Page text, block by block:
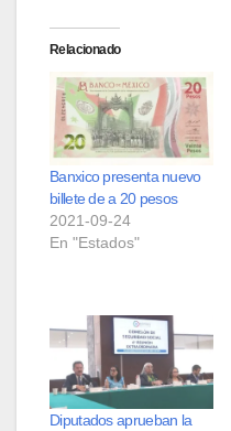
Relacionado
Banxico presenta nuevo
billete de a 20 pesos
2021-09-24
En "Estados"
Diputados aprueban la